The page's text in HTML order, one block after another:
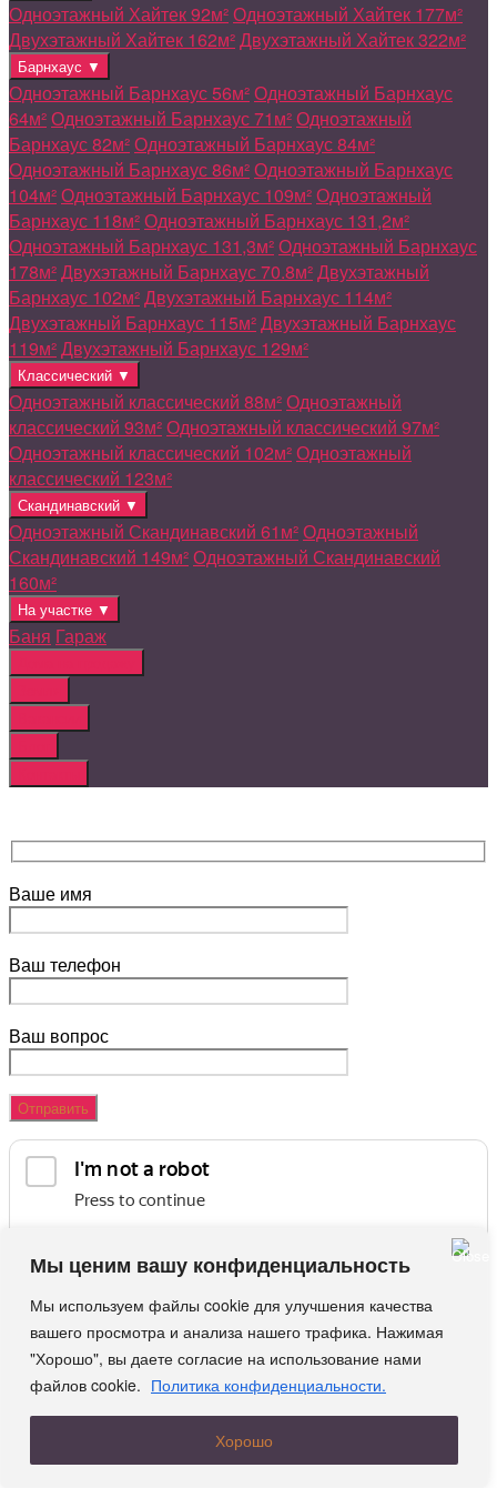
Мы ценим вашу конфиденциальность
Мы используем файлы cookie для улучшения качества
вашего просмотра и анализа нашего трафика. Нажимая
"Хорошо", вы даете согласие на использование нами
файлов cookie. Политика конфиденциальности.
Хорошо
Одноэтажный Хайтек 92м²Одноэтажный Хайтек 177м²
Двухэтажный Хайтек 162м²Двухэтажный Хайтек 322м²
Барнхаус ▼
Одноэтажный Барнхаус 56м²Одноэтажный Барнхаус
64м²Одноэтажный Барнхаус 71м²Одноэтажный
Барнхаус 82м²Одноэтажный Барнхаус 84м²
Одноэтажный Барнхаус 86м²Одноэтажный Барнхаус
104м²Одноэтажный Барнхаус 109м²Одноэтажный
Барнхаус 118м²Одноэтажный Барнхаус 131,2м²
Одноэтажный Барнхаус 131,3м²Одноэтажный Барнхаус
178м²Двухэтажный Барнхаус 70.8м²Двухэтажный
Барнхаус 102м²Двухэтажный Барнхаус 114м²
Двухэтажный Барнхаус 115м²Двухэтажный Барнхаус
119м²Двухэтажный Барнхаус 129м²
Классический ▼
Одноэтажный классический 88м²Одноэтажный
классический 93м²Одноэтажный классический 97м²
Одноэтажный классический 102м²Одноэтажный
классический 123м²
Скандинавский ▼
Одноэтажный Скандинавский 61м²Одноэтажный
Скандинавский 149м²Одноэтажный Скандинавский
160м²
На участке ▼
Баня Гараж
Ваше имя
Ваш телефон
Ваш вопрос
Я подтверждаю, что ознакомился сполитикой
обработки персональных данныхи даю
согласие на обработку персональных данных.
ЗАКРЫТЬ